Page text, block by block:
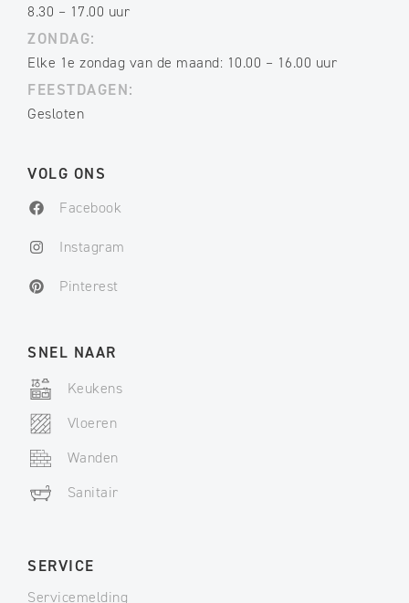
8.30 – 17.00 uur
ZONDAG:
Elke 1e zondag van de maand: 10.00 – 16.00 uur
FEESTDAGEN:
Gesloten
VOLG ONS
Facebook
Instagram
Pinterest
SNEL NAAR
Keukens
Vloeren
Wanden
Sanitair
SERVICE
Servicemelding